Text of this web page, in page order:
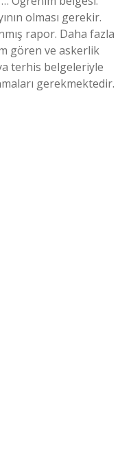
olması gerekir.
rapor. Daha fazla
gören ve askerlik
terhis belgeleriyle
gerekmektedir.